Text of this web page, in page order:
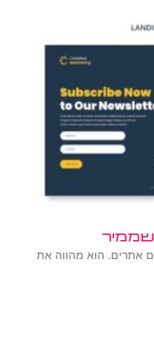
אתרים. הוא מהווה את